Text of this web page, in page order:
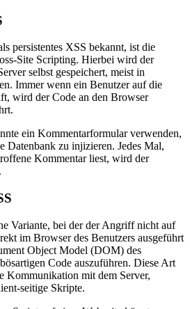
persistentes XSS bekannt, ist die
Site Scripting. Hierbei wird der
selbst gespeichert, meist in
Immer wenn ein Benutzer auf die
wird der Code an den Browser
ein Kommentarformular verwenden,
Datenbank zu injizieren. Jedes Mal,
Kommentar liest, wird der
Variante, bei der der Angriff nicht auf
im Browser des Benutzers ausgeführt
Object Model (DOM) des
Code auszuführen. Diese Art
Kommunikation mit dem Server,
seitige Skripte.